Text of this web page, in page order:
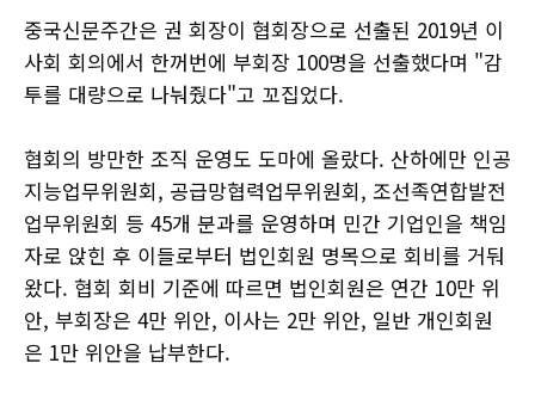
중국신문주간은 권 회장이 협회장으로 선출된 2019년 이
사회 회의에서 한꺼번에 부회장 100명을 선출했다며 "감
투를 대량으로 나눠줬다"고 꼬집었다.
협회의 방만한 조직 운영도 도마에 올랐다. 산하에만 인공
지능업무위원회, 공급망협력업무위원회, 조선족연합발전
업무위원회 등 45개 분과를 운영하며 민간 기업인을 책임
자로 앉힌 후 이들로부터 법인회원 명목으로 회비를 거둬
왔다. 협회 회비 기준에 따르면 법인회원은 연간 10만 위
안, 부회장은 4만 위안, 이사는 2만 위안, 일반 개인회원
은 1만 위안을 납부한다.